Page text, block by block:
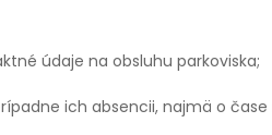
údaje na obsluhu parkoviska;
ich absencii, najmä o čase